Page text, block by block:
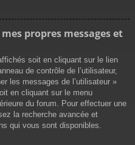
propres messages et
soit en cliquant sur le lien
de contrôle de l’utilisateur,
les messages de l’utilisateur »
en cliquant sur le menu
du forum. Pour effectuer une
la recherche avancée et
qui vous sont disponibles.